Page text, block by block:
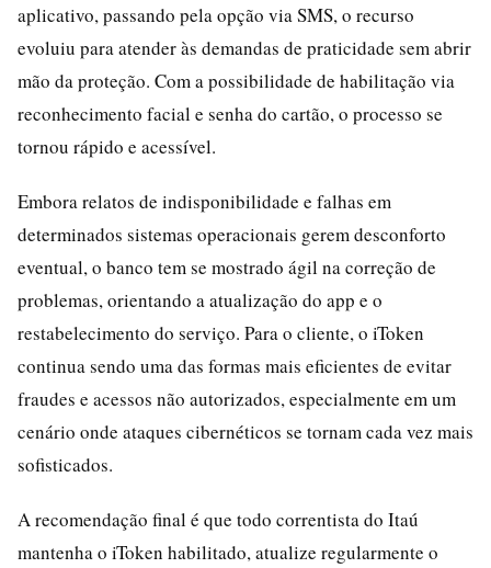
aplicativo, passando pela opção via SMS, o recurso
evoluiu para atender às demandas de praticidade sem abrir
mão da proteção. Com a possibilidade de habilitação via
reconhecimento facial e senha do cartão, o processo se
tornou rápido e acessível.
Embora relatos de indisponibilidade e falhas em
determinados sistemas operacionais gerem desconforto
eventual, o banco tem se mostrado ágil na correção de
problemas, orientando a atualização do app e o
restabelecimento do serviço. Para o cliente, o iToken
continua sendo uma das formas mais eficientes de evitar
fraudes e acessos não autorizados, especialmente em um
cenário onde ataques cibernéticos se tornam cada vez mais
sofisticados.
A recomendação final é que todo correntista do Itaú
mantenha o iToken habilitado, atualize regularmente o